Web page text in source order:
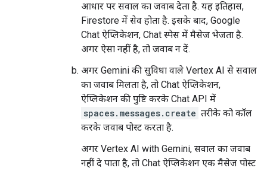
आधार पर सवाल का जवाब देता है. यह इतिहास,
Firestore में सेव होता है. इसके बाद, Google
Chat ऐप्लिकेशन, Chat स्पेस में मैसेज भेजता है.
अगर ऐसा नहीं है, तो जवाब न दें.
अगर Gemini की सुविधा वाले Vertex AI से सवाल
का जवाब मिलता है, तो Chat ऐप्लिकेशन,
ऐप्लिकेशन की पुष्टि करके Chat API में
spaces.messages.create तरीके को कॉल
करके जवाब पोस्ट करता है.
अगर Vertex AI with Gemini, सवाल का जवाब
नहीं दे पाता है, तो Chat ऐप्लिकेशन एक मैसेज पोस्ट